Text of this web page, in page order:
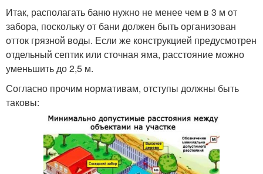
Итак, располагать баню нужно не менее чем в 3 м от
забора, поскольку от бани должен быть организован
отток грязной воды. Если же конструкцией предусмотрен
отдельный септик или сточная яма, расстояние можно
уменьшить до 2,5 м.
Согласно прочим нормативам, отступы должны быть
таковы: